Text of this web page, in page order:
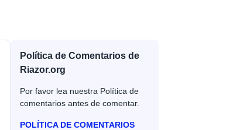
Política de Comentarios de
Riazor.org
Por favor lea nuestra Política de
comentarios antes de comentar.
POLÍTICA DE COMENTARIOS